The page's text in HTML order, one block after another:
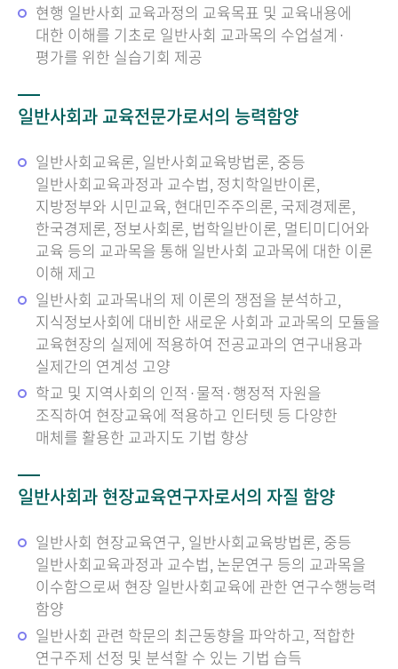
현행 일반사회 교육과정의 교육목표 및 교육내용에
대한 이해를 기초로 일반사회 교과목의 수업설계·
평가를 위한 실습기회 제공
일반사회과 교육전문가로서의 능력함양
일반사회교육론, 일반사회교육방법론, 중등
일반사회교육과정과 교수법, 정치학일반이론,
지방정부와 시민교육, 현대민주주의론, 국제경제론,
한국경제론, 정보사회론, 법학일반이론, 멀티미디어와
교육 등의 교과목을 통해 일반사회 교과목에 대한 이론
이해 제고
일반사회 교과목내의 제 이론의 쟁점을 분석하고,
지식정보사회에 대비한 새로운 사회과 교과목의 모듈을
교육현장의 실제에 적용하여 전공교과의 연구내용과
실제간의 연계성 고양
학교 및 지역사회의 인적·물적·행정적 자원을
조직하여 현장교육에 적용하고 인터텟 등 다양한
매체를 활용한 교과지도 기법 향상
일반사회과 현장교육연구자로서의 자질 함양
일반사회 현장교육연구, 일반사회교육방법론, 중등
일반사회교육과정과 교수법, 논문연구 등의 교과목을
이수함으로써 현장 일반사회교육에 관한 연구수행능력
함양
일반사회 관련 학문의 최근동향을 파악하고, 적합한
연구주제 선정 및 분석할 수 있는 기법 습득